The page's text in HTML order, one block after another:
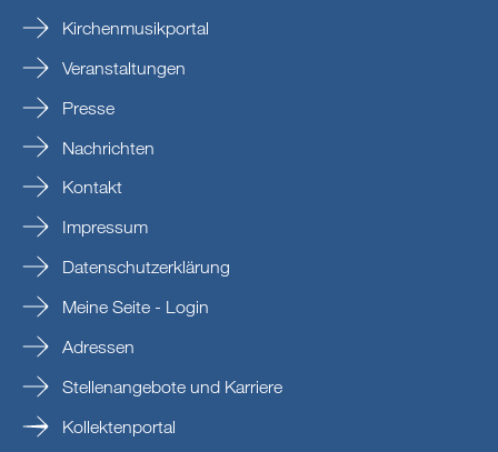
Kirchenmusikportal
Veranstaltungen
Presse
Nachrichten
Kontakt
Impressum
Datenschutzerklärung
Meine Seite - Login
Adressen
Stellenangebote und Karriere
Kollektenportal